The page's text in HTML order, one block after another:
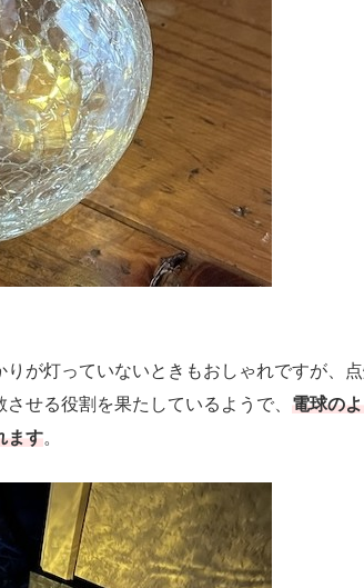
が灯っていないときもおしゃれですが、
せる役割を果たしているようで、 電球の
ます。